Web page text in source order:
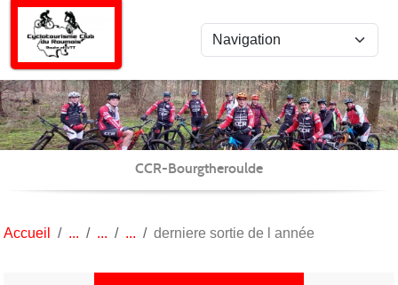
CCR-Bourgtheroulde
Accueil derniere sortie de l année
Panneau de gestion des cookies